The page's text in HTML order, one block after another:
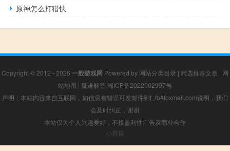
原神怎么打猎快
Copyright © 2012 - 2026 一般游戏网 Powered by 网站分类目录 | 精选推荐文章 | 网
站地图 | 疑难解答 湘ICP备2022002997号
声明：本站内容来自互联网，如信息有错误可发邮件到f_fb#foxmail.com说明，我们
会及时纠正，谢谢
本站仅为个人兴趣爱好，不接盈利性广告及商业合作
小男孩